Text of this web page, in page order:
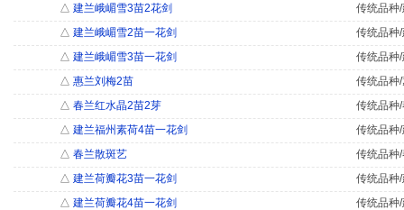
△ 建兰峨嵋雪3苗2花剑
传统品种
△ 建兰峨嵋雪2苗一花剑
传统品种
△ 建兰峨嵋雪3苗一花剑
传统品种
△ 惠兰刘梅2苗
传统品种
△ 春兰红水晶2苗2芽
传统品种
△ 建兰福州素荷4苗一花剑
传统品种
△ 春兰散斑艺
传统品种
△ 建兰荷瓣花3苗一花剑
传统品种
△ 建兰荷瓣花4苗一花剑
传统品种